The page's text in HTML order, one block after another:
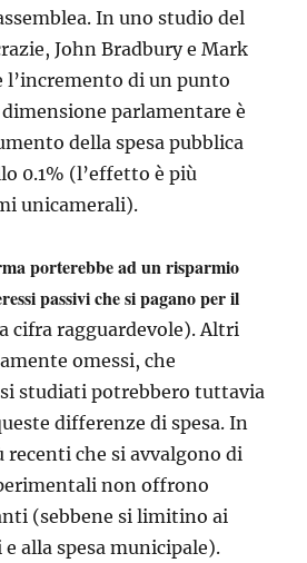
In uno studio del
John Bradbury e Mark
l’incremento di un punto
parlamentare è
della spesa pubblica
0.1% (l’effetto è più
unicamerali).
porterebbe ad un risparmio
passivi che si pagano per il
cifra ragguardevole). Altri
omessi, che
studiati potrebbero tuttavia
differenze di spesa. In
che si avvalgono di
non offrono
(sebbene si limitino ai
alla spesa municipale).